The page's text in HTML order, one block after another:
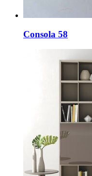
Consola 58